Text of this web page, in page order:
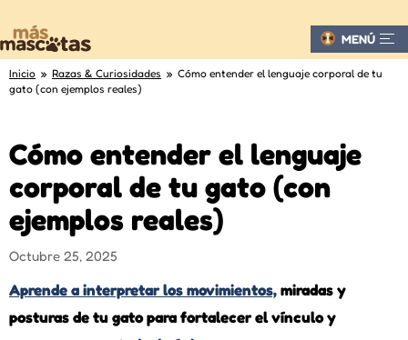
MENÚ
Inicio » Razas & Curiosidades » Cómo entender el lenguaje corporal de tu
gato (con ejemplos reales)
Cómo entender el lenguaje
corporal de tu gato (con
ejemplos reales)
Octubre 25, 2025
Aprende a interpretar los movimientos,miradas y
posturas de tu gato para fortalecer el vínculo y